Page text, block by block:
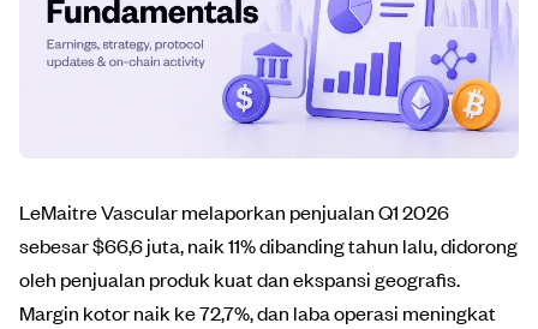
LeMaitre Vascular melaporkan penjualan Q1 2026
sebesar $66,6 juta, naik 11% dibanding tahun lalu, didorong
oleh penjualan produk kuat dan ekspansi geografis.
Margin kotor naik ke 72,7%, dan laba operasi meningkat